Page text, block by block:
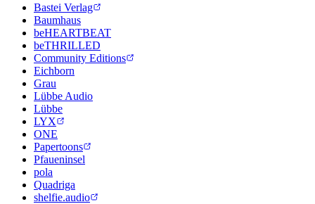
Bastei Verlag
Baumhaus
beHEARTBEAT
beTHRILLED
Community Editions
Eichborn
Grau
Lübbe Audio
Lübbe
LYX
ONE
Papertoons
Pfaueninsel
pola
Quadriga
shelfie.audio